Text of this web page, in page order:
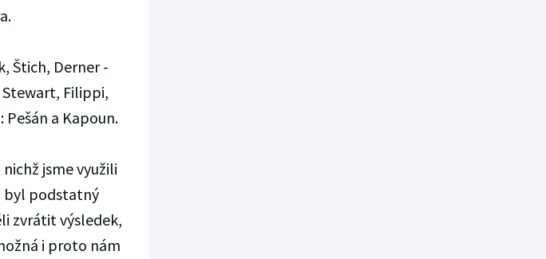
Štich, Derner -
Stewart, Filippi,
Pešán a Kapoun.
jsme využili
byl podstatný
zvrátit výsledek,
i proto nám